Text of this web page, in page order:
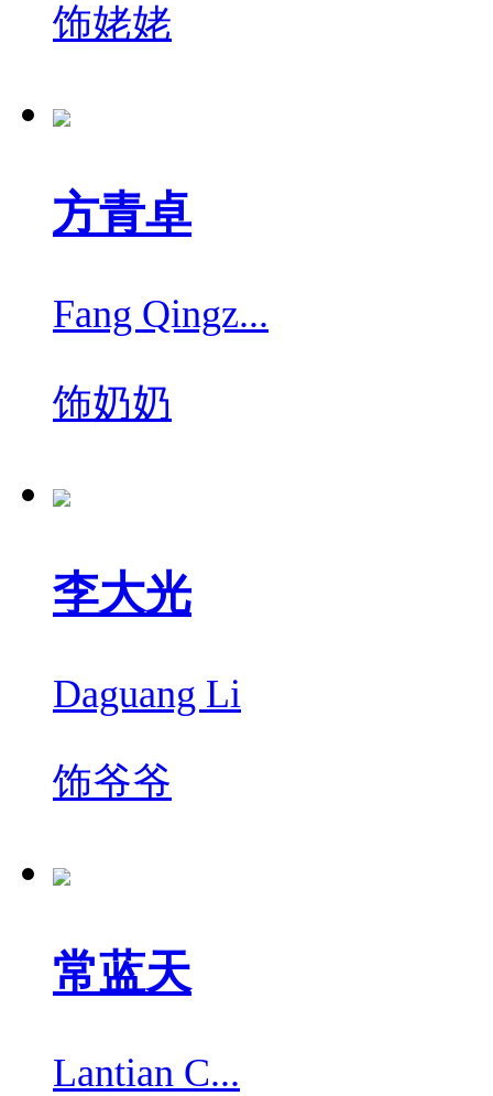
饰姥姥
方青卓
Fang Qingz...
饰奶奶
李大光
Daguang Li
饰爷爷
常蓝天
Lantian C...